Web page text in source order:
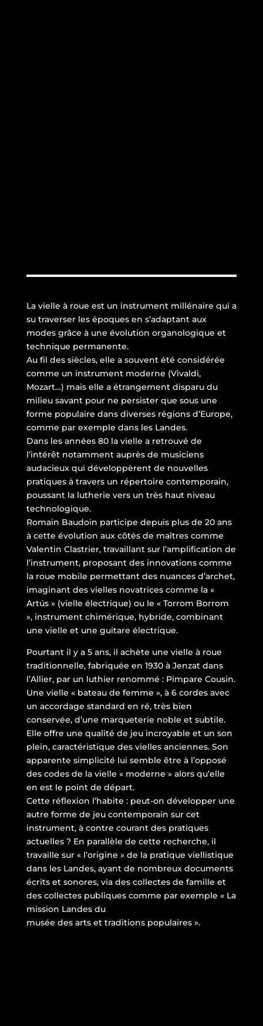
La vielle à roue est un instrument millénaire qui a
su traverser les époques en s’adaptant aux
modes grâce à une évolution organologique et
technique permanente.
Au fil des siècles, elle a souvent été considérée
comme un instrument moderne (Vivaldi,
Mozart…) mais elle a étrangement disparu du
milieu savant pour ne persister que sous une
forme populaire dans diverses régions d’Europe,
comme par exemple dans les Landes.
Dans les années 80 la vielle a retrouvé de
l’intérêt notamment auprès de musiciens
audacieux qui développèrent de nouvelles
pratiques à travers un répertoire contemporain,
poussant la lutherie vers un très haut niveau
technologique.
Romain Baudoin participe depuis plus de 20 ans
à cette évolution aux côtés de maîtres comme
Valentin Clastrier, travaillant sur l’amplification de
l’instrument, proposant des innovations comme
la roue mobile permettant des nuances d’archet,
imaginant des vielles novatrices comme la «
Artús » (vielle électrique) ou le « Torrom Borrom
», instrument chimérique, hybride, combinant
une vielle et une guitare électrique.
Pourtant il y a 5 ans, il achète une vielle à roue
traditionnelle, fabriquée en 1930 à Jenzat dans
l’Allier, par un luthier renommé : Pimpare Cousin.
Une vielle « bateau de femme », à 6 cordes avec
un accordage standard en ré, très bien
conservée, d’une marqueterie noble et subtile.
Elle offre une qualité de jeu incroyable et un son
plein, caractéristique des vielles anciennes. Son
apparente simplicité lui semble être à l’opposé
des codes de la vielle « moderne » alors qu’elle
en est le point de départ.
Cette réflexion l’habite : peut-on développer une
autre forme de jeu contemporain sur cet
instrument, à contre courant des pratiques
actuelles ? En parallèle de cette recherche, il
travaille sur « l’origine » de la pratique viellistique
dans les Landes, ayant de nombreux documents
écrits et sonores, via des collectes de famille et
des collectes publiques comme par exemple « La
mission Landes du
musée des arts et traditions populaires ».